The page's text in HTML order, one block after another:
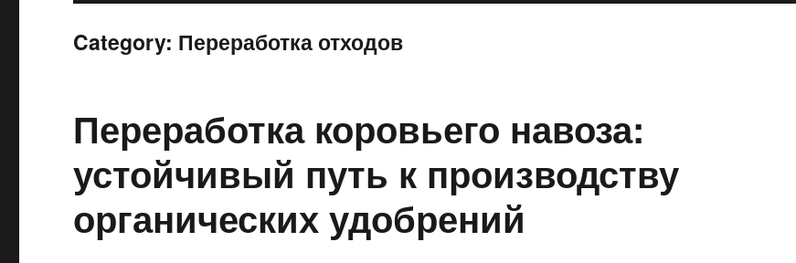
Category: Переработка отходов
Переработка коровьего навоза:
устойчивый путь к производству
органических удобрений